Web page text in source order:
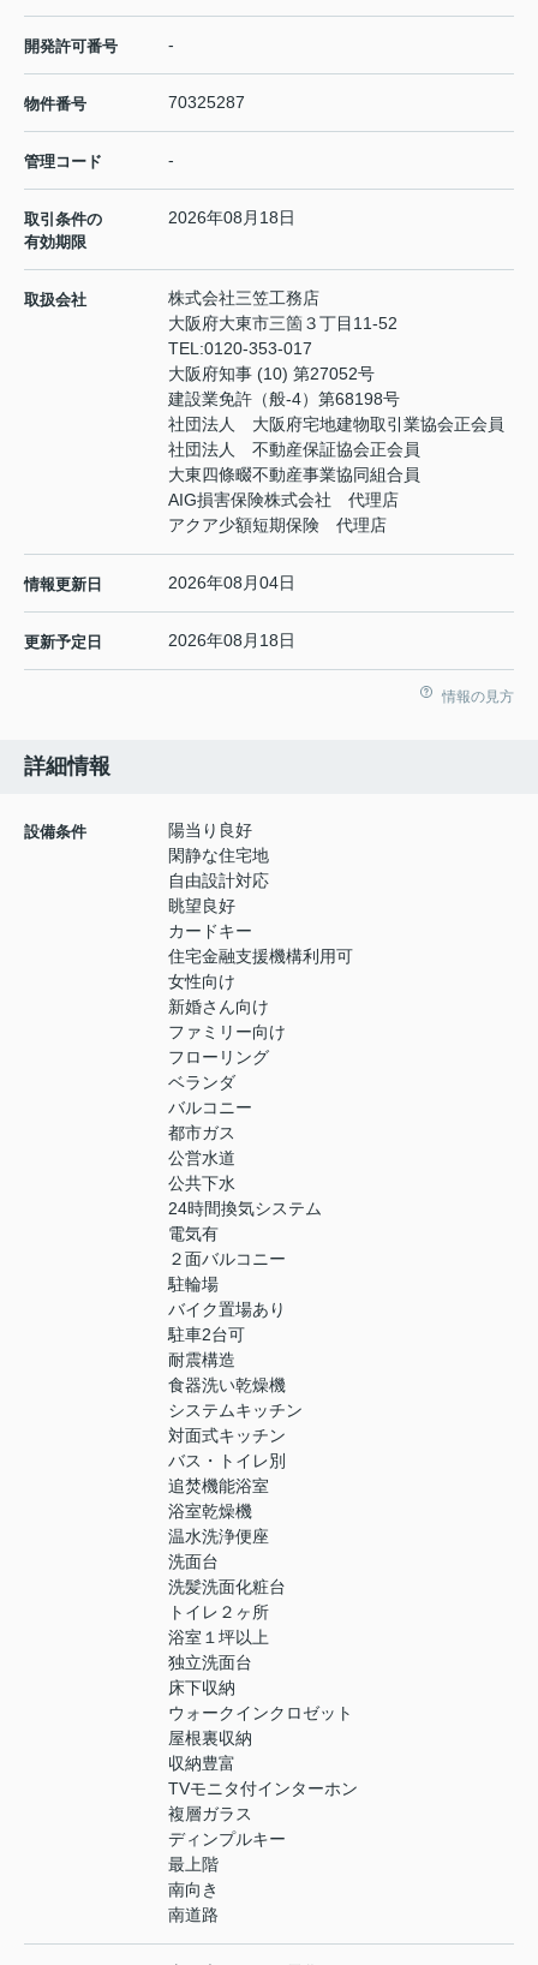
開発許可番号 -
物件番号 70325287
管理コード -
取引条件の
有効期限
2026年08月18日
取扱会社
株式会社三笠工務店
大阪府大東市三箇３丁目11-52
TEL:0120-353-017
大阪府知事 (10) 第27052号
建設業免許（般-4）第68198号
社団法人 大阪府宅地建物取引業協会正会員
社団法人 不動産保証協会正会員
大東四條畷不動産事業協同組合員
AIG損害保険株式会社 代理店
アクア少額短期保険 代理店
情報更新日 2026年08月04日
更新予定日 2026年08月18日
情報の見方
詳細情報
設備条件
陽当り良好
閑静な住宅地
自由設計対応
眺望良好
カードキー
住宅金融支援機構利用可
女性向け
新婚さん向け
ファミリー向け
フローリング
ベランダ
バルコニー
都市ガス
公営水道
公共下水
24時間換気システム
電気有
２面バルコニー
駐輪場
バイク置場あり
駐車2台可
耐震構造
食器洗い乾燥機
システムキッチン
対面式キッチン
バス・トイレ別
追焚機能浴室
浴室乾燥機
温水洗浄便座
洗面台
洗髪洗面化粧台
トイレ２ヶ所
浴室１坪以上
独立洗面台
床下収納
ウォークインクロゼット
屋根裏収納
収納豊富
TVモニタ付インターホン
複層ガラス
ディンプルキー
最上階
南向き
南道路